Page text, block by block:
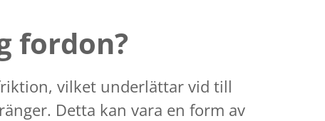
fordon?
vilket underlättar vid till
Detta kan vara en form av